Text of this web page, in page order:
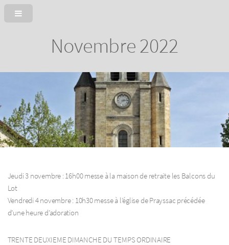
Novembre 2022
Jeudi 3 novembre : 16h00 messe à la maison de retraite les Balcons du
Lot
Vendredi 4 novembre : 10h30 messe à l’église de Prayssac précédée
d’une heure d’adoration
TRENTE DEUXIEME DIMANCHE DU TEMPS ORDINAIRE